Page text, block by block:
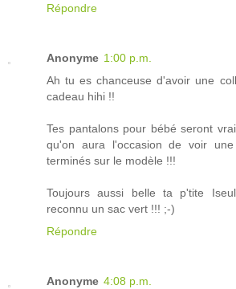
Répondre
Anonyme 1:00 p.m.
Ah tu es chanceuse d'avoir une
cadeau hihi !!
Tes pantalons pour bébé seront
qu'on aura l'occasion de voir
terminés sur le modèle !!!
Toujours aussi belle ta p'tite
reconnu un sac vert !!! ;-)
Répondre
Anonyme 4:08 p.m.